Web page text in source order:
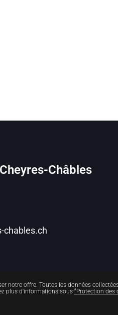
Châbles
chables.ch
notre offre. Toutes les données
plus d'informations sous“Protection des